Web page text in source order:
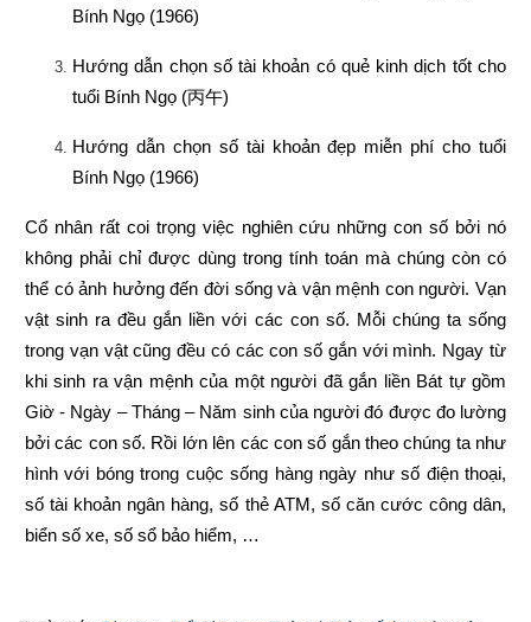
Bính Ngọ (1966)
Hướng dẫn chọn số tài khoản có quẻ kinh dịch tốt cho
tuổi Bính Ngọ (丙午)
Hướng dẫn chọn số tài khoản đẹp miễn phí cho tuổi
Bính Ngọ (1966)
Cổ nhân rất coi trọng việc nghiên cứu những con số bởi nó
không phải chỉ được dùng trong tính toán mà chúng còn có
thể có ảnh hưởng đến đời sống và vận mệnh con người. Vạn
vật sinh ra đều gắn liền với các con số. Mỗi chúng ta sống
trong vạn vật cũng đều có các con số gắn với mình. Ngay từ
khi sinh ra vận mệnh của một người đã gắn liền Bát tự gồm
Giờ - Ngày – Tháng – Năm sinh của người đó được đo lường
bởi các con số. Rồi lớn lên các con số gắn theo chúng ta như
hình với bóng trong cuộc sống hàng ngày như số điện thoại,
số tài khoản ngân hàng, số thẻ ATM, số căn cước công dân,
biển số xe, số sổ bảo hiểm, …
được ngân hàng cấp số tài khoản ngẫu nhiên từ 7 đến 17 số